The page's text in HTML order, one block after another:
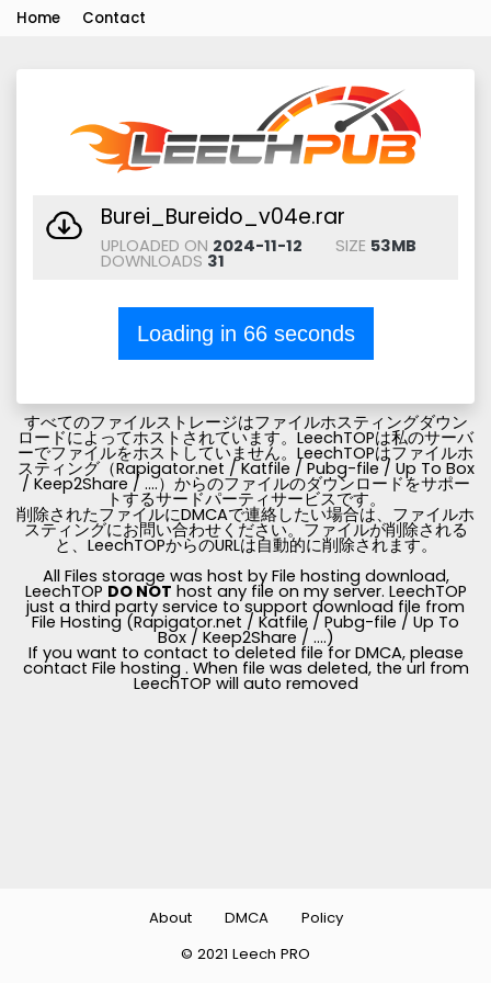
Home Contact
Burei_Bureido_v04e.rar
UPLOADED ON 2024-11-12 SIZE 53MB
DOWNLOADS 31
Loading in 66seconds
すべてのファイルストレージはファイルホスティングダウン
ロードによってホストされています。LeechTOPは私のサーバ
ーでファイルをホストしていません。LeechTOPはファイルホ
スティング（Rapigator.net / Katfile / Pubg-file / Up To Box
/ Keep2Share / ....）からのファイルのダウンロードをサポー
トするサードパーティサービスです。
削除されたファイルにDMCAで連絡したい場合は、ファイルホ
スティングにお問い合わせください。ファイルが削除される
と、LeechTOPからのURLは自動的に削除されます。
All Files storage was host by File hosting download,
LeechTOP DO NOT host any file on my server. LeechTOP
just a third party service to support download file from
File Hosting (Rapigator.net / Katfile / Pubg-file / Up To
Box / Keep2Share / ....)
If you want to contact to deleted file for DMCA, please
contact File hosting . When file was deleted, the url from
LeechTOP will auto removed
© 2021 Leech PRO
About DMCA Policy